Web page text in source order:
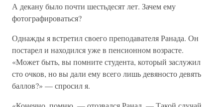
А декану было почти шестьдесят лет. Зачем ему
фотографироваться?
Однажды я встретил своего преподавателя Ранада. Он
постарел и находился уже в пенсионном возрасте.
«Может быть, вы помните студента, который заслужил
сто очков, но вы дали ему всего лишь девяносто девять
баллов?» — спросил я.